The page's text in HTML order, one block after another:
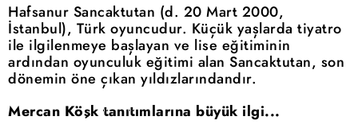
Hafsanur Sancaktutan (d. 20 Mart 2000,
İstanbul), Türk oyuncudur. Küçük yaşlarda tiyatro
ile ilgilenmeye başlayan ve lise eğitiminin
ardından oyunculuk eğitimi alan Sancaktutan, son
dönemin öne çıkan yıldızlarındandır.
Mercan Köşk tanıtımlarına büyük ilgi...